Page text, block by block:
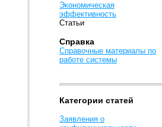
Экономическая
эффективность
Статьи
Справка
Справочные материалы по
работе системы
Категории статей
Заявления о